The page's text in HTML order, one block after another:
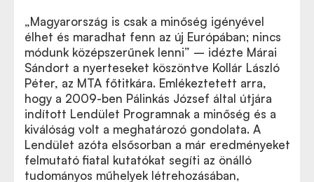
„Magyarország is csak a minőség igényével
élhet és maradhat fenn az új Európában; nincs
módunk középszerűnek lenni” – idézte Márai
Sándort a nyerteseket köszöntve Kollár László
Péter, az MTA főtitkára. Emlékeztetett arra,
hogy a 2009-ben Pálinkás József által útjára
indított Lendület Programnak a minőség és a
kiválóság volt a meghatározó gondolata. A
Lendület azóta elsősorban a már eredményeket
felmutató fiatal kutatókat segíti az önálló
tudományos műhelyek létrehozásában,